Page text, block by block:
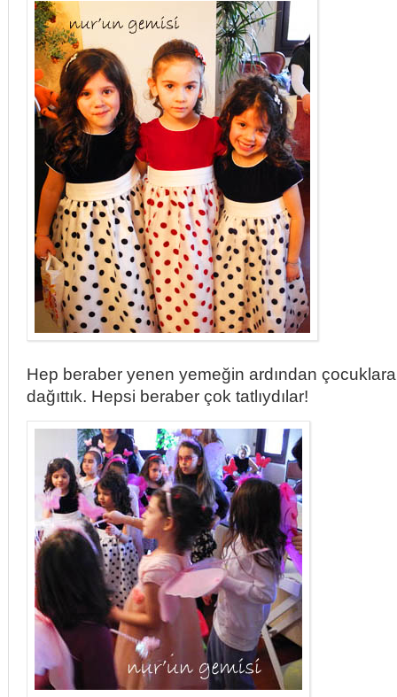
Hep beraber yenen yemeğin ardından
dağıttık. Hepsi beraber çok tatlıydılar!